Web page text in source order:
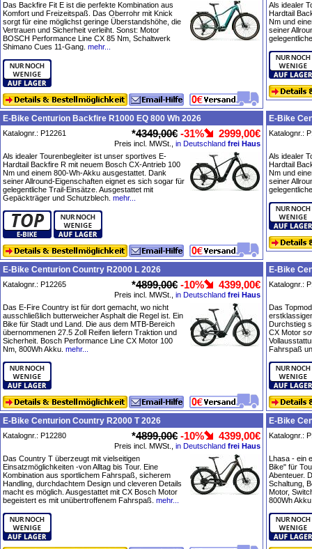
Das Backfire Fit E ist die perfekte Kombination aus
Komfort und Freizeitspaß. Das Oberrohr mit Knick
sorgt für eine möglichst geringe Überstandshöhe, die
Vertrauen und Sicherheit verleiht. Sonst: Motor
BOSCH Performance Line CX 85 Nm, Schaltwerk
Shimano Cues 11-Gang. mehr...
Als idealer
Hardtail
Nm und
seiner
E-Bike Centurion Backfire R1000 EQ 800 Wh 2026
Katalognr.: P12261 *4349,00€ -31% 2999,00€
Preis incl. MWSt., in Deutschland frei Haus
Als idealer Tourenbegleiter ist unser sportives E-
Hardtail Backfire R mit neuem Bosch CX-Antrieb 100
Nm und einem 800-Wh-Akku ausgestattet. Dank
seiner Allround-Eigenschaften eignet es sich sogar für
gelegentliche Trail-Einsätze. Ausgestattet mit
Gepäckträger und Schutzblech. mehr...
E-Bike
Katalognr.:
Als idealer
Hardtail
Nm und
seiner
E-Bike Centurion Country R2000 L 2026
Katalognr.: P12265 *4899,00€ -10% 4399,00€
Preis incl. MWSt., in Deutschland frei Haus
Das E-Fire Country ist für dort gemacht, wo nicht
ausschließlich butterweicher Asphalt die Regel ist. Ein
Bike für Stadt und Land. Die aus dem MTB-Bereich
übernommenen 27.5 Zoll Reifen liefern Traktion und
Sicherheit. Bosch Performance Line CX Motor 100
Nm, 800Wh Akku. mehr...
E-Bike
Katalognr.:
Das
Durchstieg
CX Motor
Fahrspaß
E-Bike Centurion Country R2000 T 2026
Katalognr.: P12280 *4899,00€ -10% 4399,00€
Preis incl. MWSt., in Deutschland frei Haus
Das Country T überzeugt mit vielseitigen
Einsatzmöglichkeiten -von Alltag bis Tour. Eine
Kombination aus sportlichem Fahrspaß, sicherem
Handling, durchdachtem Design und cleveren Details
macht es möglich. Ausgestattet mit CX Bosch Motor
begeistert es mit unübertroffenem Fahrspaß. mehr...
E-Bike
Katalognr.:
Lhasa - ein
Bike" für
Abenteuer.
Schaltung,
Motor,
800Wh